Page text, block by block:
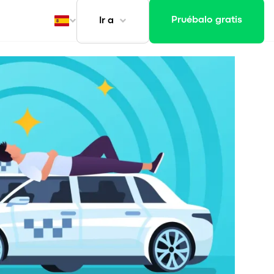
Ir a Pruébalo gratis